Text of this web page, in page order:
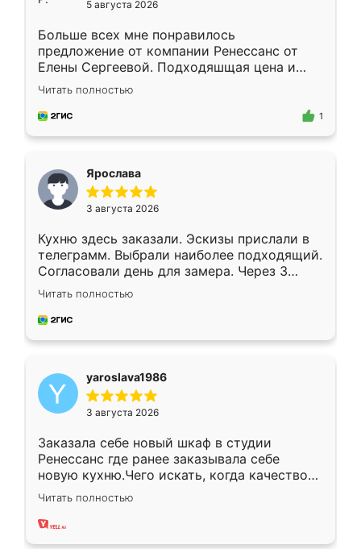
5 августа 2026
Больше всех мне понравилось
предложение от компании Ренессанс от
Елены Сергеевой. Подходяшщая цена и
короткие сроки изготовления. Приехавший
для замера сотрудник Владислав
предложил по моему эскизу самый
Читать полностью
1
Ярослава
3 августа 2026
Кухню здесь заказали. Эскизы прислали в
телеграмм. Выбрали наиболее подходящий.
Согласовали день для замера. Через 3
недели кухня была уже готова. Остались
довольны работой. Спасибо Ренессанс
мебель за качественную работу!
Читать полностью
yaroslava1986
3 августа 2026
Заказала себе новый шкаф в студии
Ренессанс где ранее заказывала себе
новую кухню.Чего искать, когда качеством
вполне довольна. Служит кухня уже почти
два года, нареканий нет.
Читать полностью